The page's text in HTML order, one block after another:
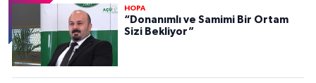
HOPA
“Donanımlı ve Samimi Bir Ortam
Sizi Bekliyor”